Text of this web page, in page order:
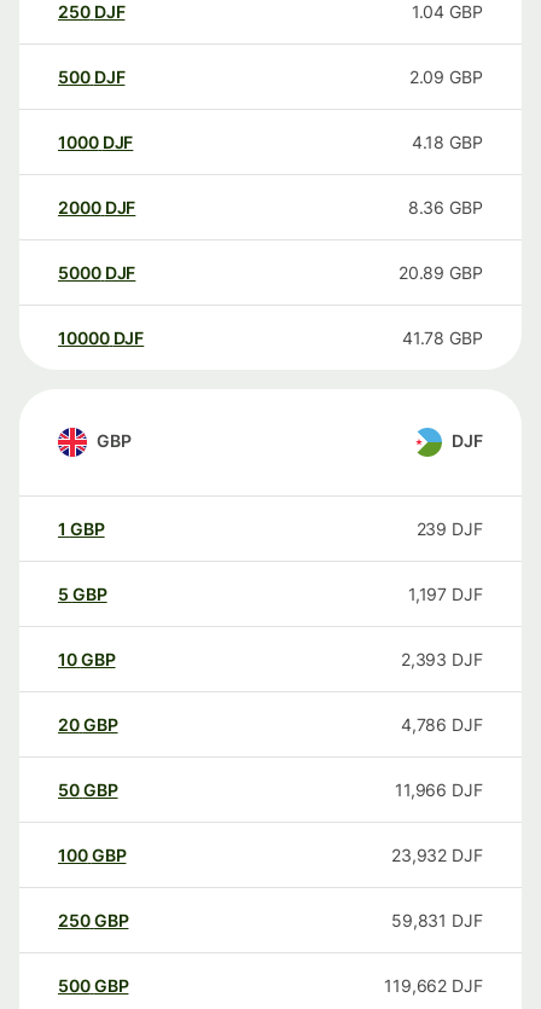
250 DJF 1.04 GBP
500 DJF 2.09 GBP
1000 DJF 4.18 GBP
2000 DJF 8.36 GBP
5000 DJF 20.89 GBP
10000 DJF 41.78 GBP
GBP DJF
1 GBP 239 DJF
5 GBP 1,197 DJF
10GBP 2,393 DJF
20GBP 4,786 DJF
50GBP 11,966 DJF
100GBP 23,932 DJF
250GBP 59,831 DJF
500GBP 119,662 DJF